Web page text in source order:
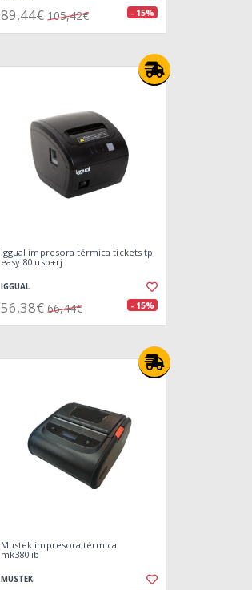
89,44€ 105,42€ - 15%
Iggual impresora térmica tickets tp
easy 80 usb+rj
IGGUAL
56,38€ 66,44€ - 15%
Mustek impresora térmica
mk380iib
MUSTEK